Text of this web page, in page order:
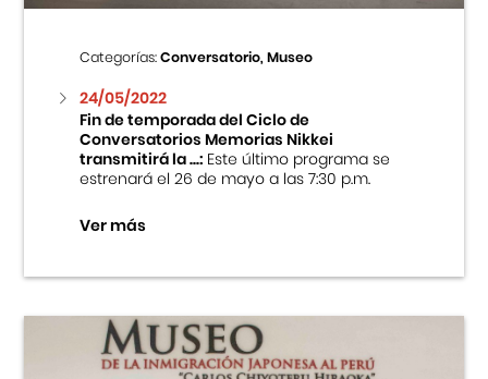
Categorías:Conversatorio, Museo
24/05/2022
Fin de temporada del Ciclo de
Conversatorios Memorias Nikkei
transmitirá la ...:Este último programa se
estrenará el 26 de mayo a las 7:30 p.m.
Ver más